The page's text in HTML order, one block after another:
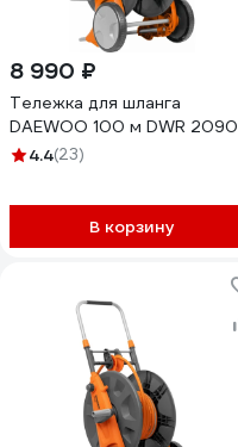
8 990 ₽
Тележка для шланга
DAEWOO 100 м DWR 2090
4.4(23)
В корзину